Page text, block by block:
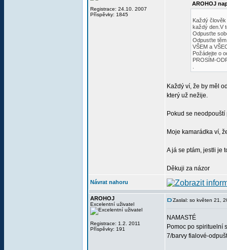
Registrace: 24.10. 2007
Příspěvky: 1845
AROHOJ
Každý
každý den.V
Odpusťte
Odpusťte
VŠEM a
Požádejte o
PROSÍM-
Každý ví, že by měl
který už nežije.
Pokud se
Moje kamarádka ví,
A já se ptám, jestli je
Děkuji za názor
Návrat nahoru
AROHOJ
Excelentní uživatel
Registrace: 1.2. 2011
Příspěvky: 191
Zaslal: so květen 21,
NAMASTÉ
Pomoc po spirituelní
7/barvy fialové-